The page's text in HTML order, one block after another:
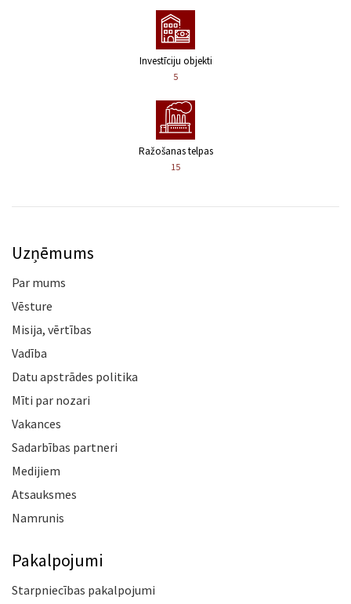
Investīciju objekti
5
Ražošanas telpas
15
Uzņēmums
Par mums
Vēsture
Misija, vērtības
Vadība
Datu apstrādes politika
Mīti par nozari
Vakances
Sadarbības partneri
Medijiem
Atsauksmes
Namrunis
Pakalpojumi
Starpniecības pakalpojumi